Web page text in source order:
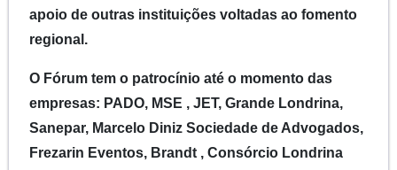
apoio de outras instituições voltadas ao fomento
regional.
O Fórum tem o patrocínio até o momento das
empresas: PADO, MSE , JET, Grande Londrina,
Sanepar, Marcelo Diniz Sociedade de Advogados,
Frezarin Eventos, Brandt , Consórcio Londrina